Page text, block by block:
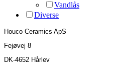
Vandlås
Diverse
Houco Ceramics ApS
Fejøvej 8
DK-4652 Hårlev